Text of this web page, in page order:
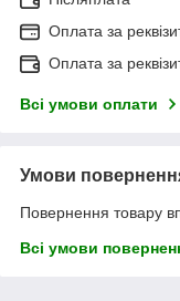
Оплата за
Оплата за
Всі умови оплати
Умови
Повернення товару
Всі умови